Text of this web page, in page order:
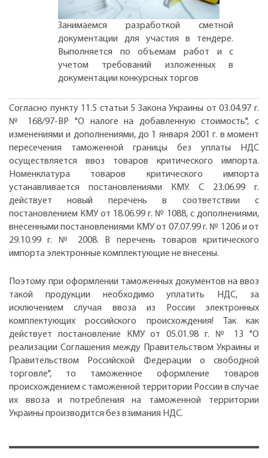
Занимаемся разработкой сметной
документации для участия в тендере.
Выполняется по объемам работ и с
учетом требований изложенных в
документации конкурсных торгов
Согласно пункту 11.5 статьи 5 Закона Украины от 03.04.97 г.
№ 168/97-ВР "О налоге на добавленную стоимость", с
изменениями и дополнениями, до 1 января 2001 г. в момент
пересечения таможенной границы без уплаты НДС
осуществляется ввоз товаров критического импорта.
Номенклатура товаров критического импорта
устанавливается постановлениями КМУ. С 23.06.99 г.
действует новый перечень в соответствии с
постановлением КМУ от 18.06.99 г. № 1088, с дополнениями,
внесенными постановлениями КМУ от 07.07.99 г. № 1206 и от
29.10.99 г. № 2008. В перечень товаров критического
импорта электронные комплектующие не внесены.
Поэтому при оформлении таможенных документов на ввоз
такой продукции необходимо уплатить НДС, за
исключением случая ввоза из России электронных
комплектующих российского происхождения! Так как
действует постановление КМУ от 05.01.98 г. № 13 "О
реализации Соглашения между Правительством Украины и
Правительством Российской Федерации о свободной
торговле", то таможенное оформление товаров
происхождением с таможенной территории России в случае
их ввоза и потребления на таможенной территории
Украины производится без взимания НДС.